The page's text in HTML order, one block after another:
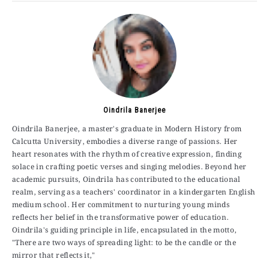
Oindrila Banerjee
Oindrila Banerjee, a master's graduate in Modern History from
Calcutta University, embodies a diverse range of passions. Her
heart resonates with the rhythm of creative expression, finding
solace in crafting poetic verses and singing melodies. Beyond her
academic pursuits, Oindrila has contributed to the educational
realm, serving as a teachers' coordinator in a kindergarten English
medium school. Her commitment to nurturing young minds
reflects her belief in the transformative power of education.
Oindrila's guiding principle in life, encapsulated in the motto,
"There are two ways of spreading light: to be the candle or the
mirror that reflects it,"